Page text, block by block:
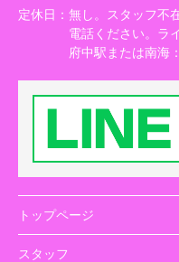
定休日： 無し。スタッフ不
電話ください。ラ
府中駅または南海
トップページ
スタッフ